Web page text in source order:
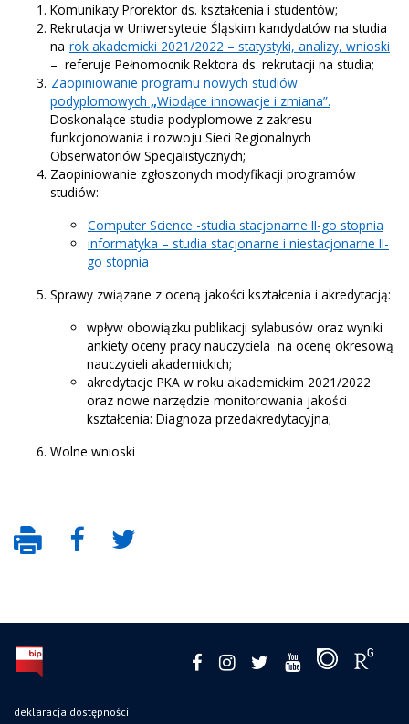
Komunikaty Prorektor ds. kształcenia i studentów;
Rekrutacja w Uniwersytecie Śląskim kandydatów na studia
na rok akademicki 2021/2022 – statystyki, analizy, wnioski
– referuje Pełnomocnik Rektora ds. rekrutacji na studia;
Zaopiniowanie programu nowych studiów
podyplomowych „Wiodące innowacje i zmiana”.
Doskonalące studia podyplomowe z zakresu
funkcjonowania i rozwoju Sieci Regionalnych
Obserwatoriów Specjalistycznych;
Zaopiniowanie zgłoszonych modyfikacji programów
studiów:
Computer Science -studia stacjonarne II-go stopnia
informatyka – studia stacjonarne i niestacjonarne II-
go stopnia
Sprawy związane z oceną jakości kształcenia i akredytacją:
wpływ obowiązku publikacji sylabusów oraz wyniki
ankiety oceny pracy nauczyciela na ocenę okresową
nauczycieli akademickich;
akredytacje PKA w roku akademickim 2021/2022
oraz nowe narzędzie monitorowania jakości
kształcenia: Diagnoza przedakredytacyjna;
Wolne wnioski
deklaracja dostępności